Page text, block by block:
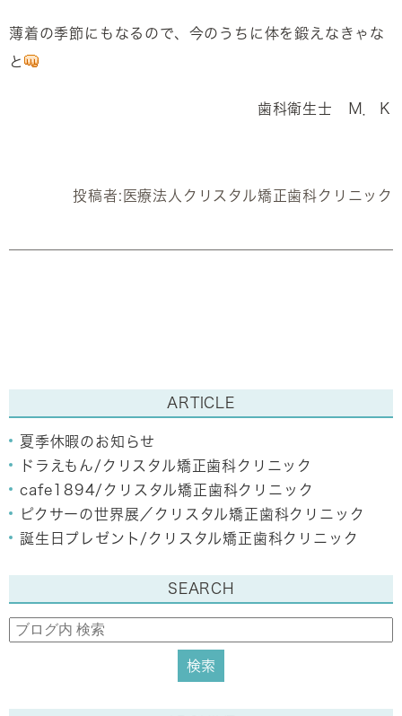
薄着の季節にもなるので、今のうちに体を鍛えなきゃな
と
歯科衛生士 Ｍ．Ｋ
投稿者: 医療法人クリスタル矯正歯科クリニック
ARTICLE
夏季休暇のお知らせ
ドラえもん/クリスタル矯正歯科クリニック
cafe1894/クリスタル矯正歯科クリニック
ピクサーの世界展／クリスタル矯正歯科クリニック
誕生日プレゼント/クリスタル矯正歯科クリニック
SEARCH